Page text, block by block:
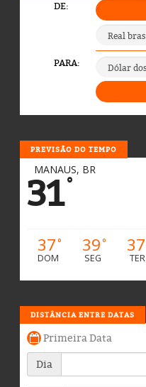
PREVISÃO DO TEMPO
MANAUS, BR
31°
37°
DOM
39°
SEG
37
TER
DISTÂNCIA ENTRE DATAS